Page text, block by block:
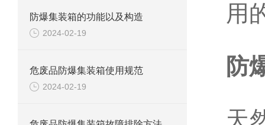
防爆集装箱的功能以及构造
2024-02-19
危废品防爆集装箱使用规范
2024-02-19
用
防
天